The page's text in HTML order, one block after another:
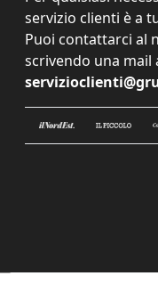
servizio clienti è a
Puoi contattarci al
scrivendo una mail